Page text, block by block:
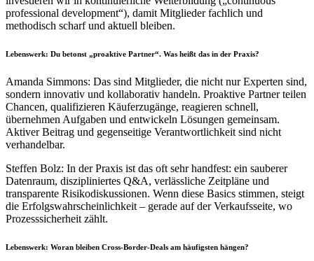
professional development“), damit Mitglieder fachlich und
methodisch scharf und aktuell bleiben.
Lebenswerk: Du betonst „proaktive Partner“. Was heißt das in der Praxis?
Amanda Simmons: Das sind Mitglieder, die nicht nur Experten sind,
sondern innovativ und kollaborativ handeln. Proaktive Partner teilen
Chancen, qualifizieren Käuferzugänge, reagieren schnell,
übernehmen Aufgaben und entwickeln Lösungen gemeinsam.
Aktiver Beitrag und gegenseitige Verantwortlichkeit sind nicht
verhandelbar.
Steffen Bolz: In der Praxis ist das oft sehr handfest: ein sauberer
Datenraum, diszipliniertes Q&A, verlässliche Zeitpläne und
transparente Risikodiskussionen. Wenn diese Basics stimmen, steigt
die Erfolgswahrscheinlichkeit – gerade auf der Verkaufsseite, wo
Prozesssicherheit zählt.
Lebenswerk: Woran bleiben Cross-Border-Deals am häufigsten hängen?